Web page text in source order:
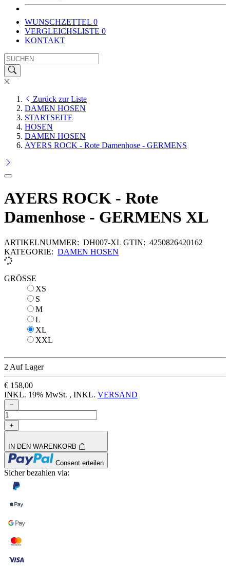
WUNSCHZETTEL 0
VERGLEICHSLISTE 0
KONTAKT
Zurück zur Liste
DAMEN HOSEN
STARTSEITE
HOSEN
DAMEN HOSEN
AYERS ROCK - Rote Damenhose - GERMENS
AYERS ROCK - Rote
Damenhose - GERMENS XL
ARTIKELNUMMER: DH007-XL GTIN: 4250826420162
KATEGORIE: DAMEN HOSEN
GRÖSSE
XS
S
MM
L
XL
XXL
2 Auf Lager
€ 158,00
INKL. 19% MwSt. , INKL. VERSAND
IN DEN WARENKORB
Consent erteilen
Sicher bezahlen via: